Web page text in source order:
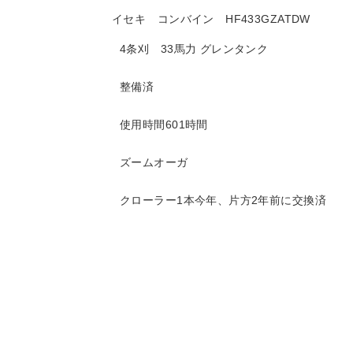
イセキ コンバイン HF433GZATDW
4条刈 33馬力 グレンタンク
整備済
使用時間601時間
ズームオーガ
クローラー1本今年、片方2年前に交換済